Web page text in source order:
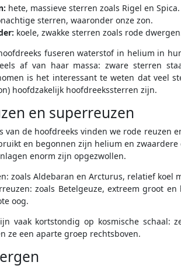
hete, massieve sterren zoals Rigel en Spica.
sterren, waaronder onze zon.
koele, zwakke sterren zoals rode
fuseren waterstof in helium in
af van haar massa: zware sterren
is het interessant te weten dat veel
hoofdzakelijk hoofdreekssterren zijn.
en superreuzen
van de hoofdreeks vinden we rode
en begonnen zijn helium en
enorm zijn opgezwollen.
zoals Aldebaran en Arcturus, relatief koel
zoals Betelgeuze, extreem groot
oog.
vaak kortstondig op kosmische schaal:
ze een aparte groep rechtsboven.